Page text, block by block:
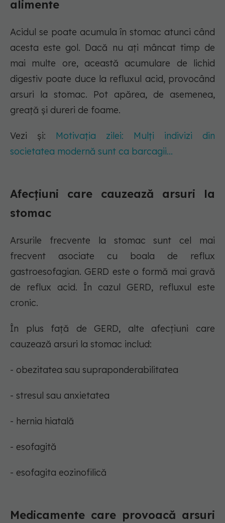
alimente
Acidul se poate acumula în stomac atunci când
acesta este gol. Dacă nu ați mâncat timp de
mai multe ore, această acumulare de lichid
digestiv poate duce la refluxul acid, provocând
arsuri la stomac. Pot apărea, de asemenea,
greață și dureri de foame.
Vezi și: Motivația zilei: Mulți indivizi din
societatea modernă sunt ca barcagii...
Afecțiuni care cauzează arsuri la
stomac
Arsurile frecvente la stomac sunt cel mai
frecvent asociate cu boala de reflux
gastroesofagian. GERD este o formă mai gravă
de reflux acid. În cazul GERD, refluxul este
cronic.
În plus față de GERD, alte afecțiuni care
cauzează arsuri la stomac includ:
- obezitatea sau supraponderabilitatea
- stresul sau anxietatea
- hernia hiatală
- esofagită
- esofagita eozinofilică
Medicamente care provoacă arsuri